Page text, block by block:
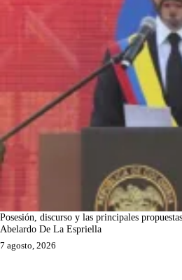
Posesión, discurso y las principales
Abelardo De La Espriella
7 agosto, 2026